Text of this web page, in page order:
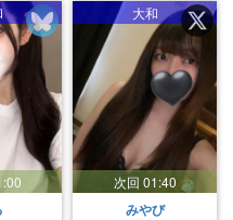
次回 01:40
大和
みやび